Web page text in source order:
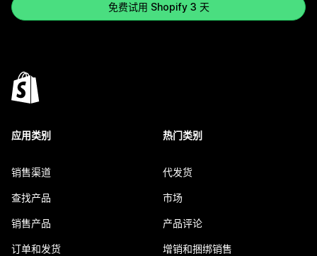
免费试用 Shopify 3 天
应用类别
销售渠道
查找产品
销售产品
订单和发货
热门类别
代发货
市场
产品评论
增销和捆绑销售